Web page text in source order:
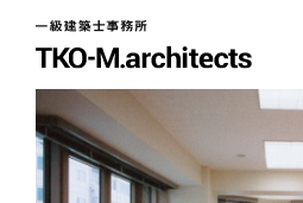
私たちについて